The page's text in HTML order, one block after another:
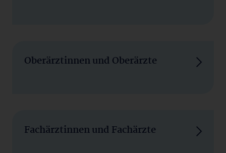
Oberärztinnen und Oberärzte
Fachärztinnen und Fachärzte